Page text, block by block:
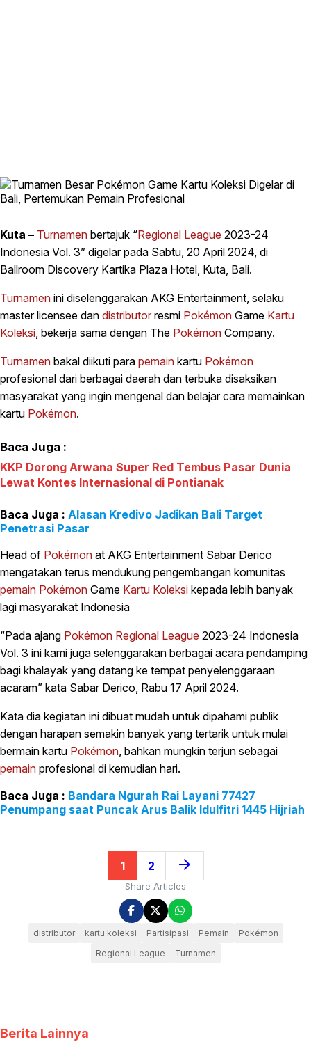
Kuta – Turnamen bertajuk “Regional League 2023-24
Indonesia Vol. 3” digelar pada Sabtu, 20 April 2024, di
Ballroom Discovery Kartika Plaza Hotel, Kuta, Bali.
Turnamen ini diselenggarakan AKG Entertainment, selaku
master licensee dan distributor resmi Pokémon Game Kartu
Koleksi , bekerja sama dengan The Pokémon Company.
Turnamen bakal diikuti para pemain kartu Pokémon
profesional dari berbagai daerah dan terbuka disaksikan
masyarakat yang ingin mengenal dan belajar cara memainkan
kartu Pokémon.
Baca Juga :
KKP Dorong Arwana Super Red Tembus Pasar Dunia
Lewat Kontes Internasional di Pontianak
Alasan Kredivo Jadikan Bali Target
Penetrasi Pasar
Head of Pokémon at AKG Entertainment Sabar Derico
mengatakan terus mendukung pengembangan komunitas
pemain Pokémon Game Kartu Koleksi kepada lebih banyak
lagi masyarakat Indonesia
“Pada ajang Pokémon Regional League 2023-24 Indonesia
Vol. 3 ini kami juga selenggarakan berbagai acara pendamping
bagi khalayak yang datang ke tempat penyelenggaraan
acaram” kata Sabar Derico, Rabu 17 April 2024.
Kata dia kegiatan ini dibuat mudah untuk dipahami publik
dengan harapan semakin banyak yang tertarik untuk mulai
bermain kartu Pokémon , bahkan mungkin terjun sebagai
pemain profesional di kemudian hari.
Bandara Ngurah Rai Layani 77427
Penumpang saat Puncak Arus Balik Idulfitri 1445 Hijriah
1 2 arrow_forward
Share Articles
distributor kartu koleksi Partisipasi Pemain
Pokémon
Regional League
Turnamen
Berita Lainnya